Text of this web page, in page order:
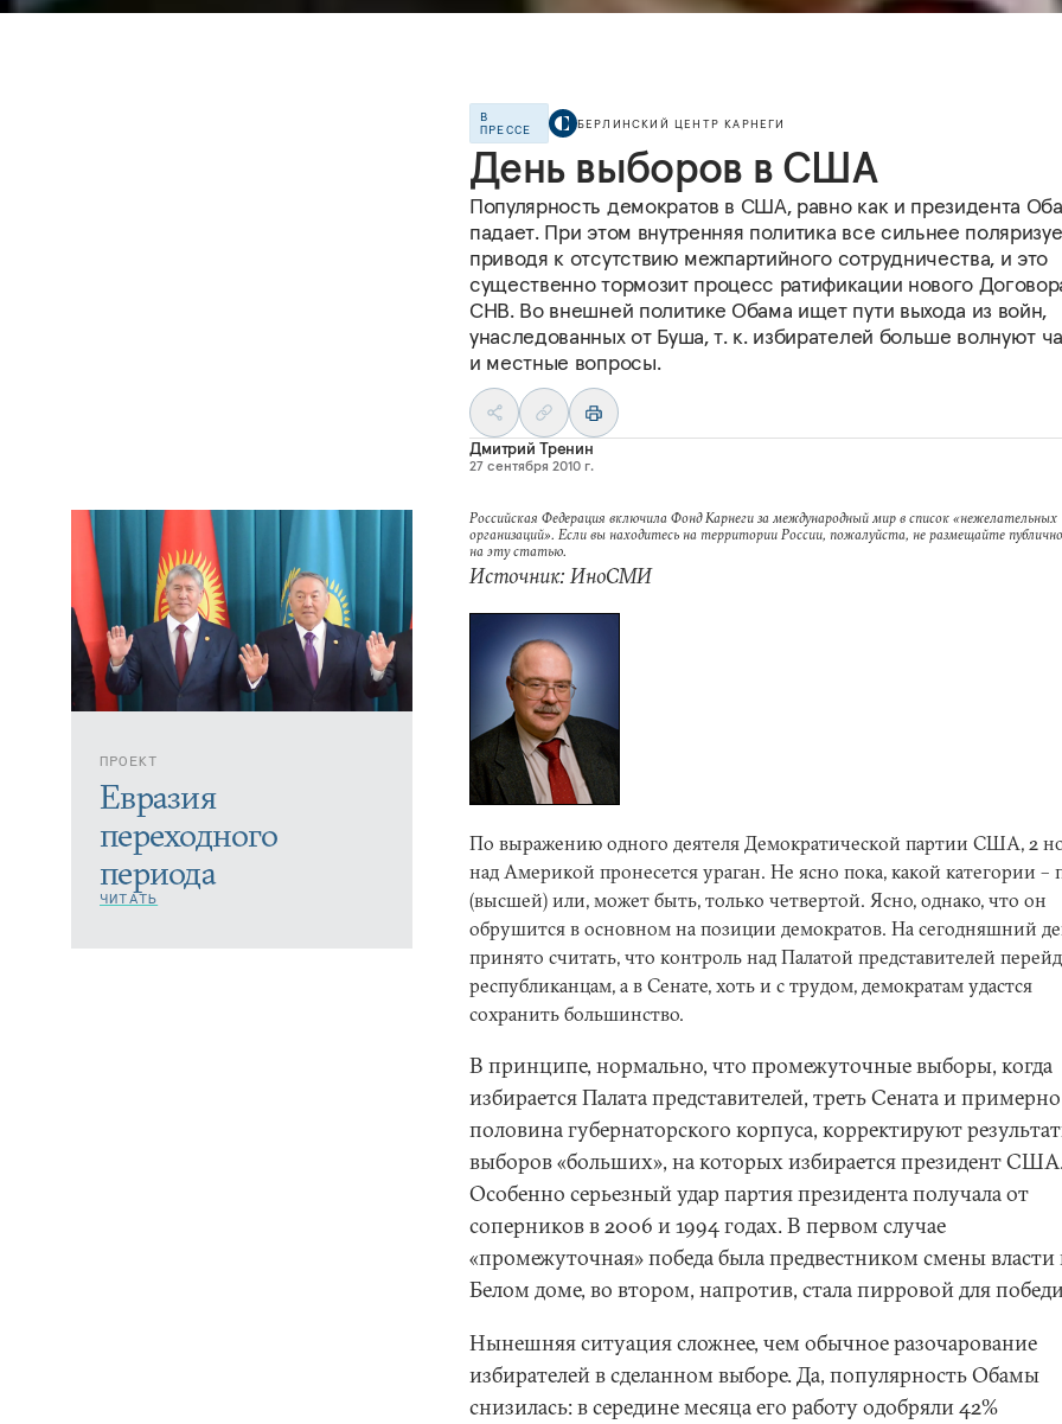
В
ПРЕССЕ
БЕРЛИНСКИЙ ЦЕНТР КАРНЕГИ
День выборов в США
Популярность демократов в США, равно как и президента
падает. При этом внутренняя политика все сильнее
приводя к отсутствию межпартийного сотрудничества, и это
существенно тормозит процесс ратификации нового
СНВ. Во внешней политике Обама ищет пути выхода из войн,
унаследованных от Буша, т. к. избирателей больше волнуют
и местные вопросы.
Дмитрий Тренин
27 сентября 2010 г.
ПРОЕКТ
Евразия
переходного
периода
ЧИТАТЬ
Российская Федерация включила Фонд Карнеги за международный мир в список «нежелательных
организаций». Если вы находитесь на территории России, пожалуйста, не размещайте
на эту статью.
Источник: ИноСМИ
По выражению одного деятеля Демократической партии США, 2
над Америкой пронесется ураган. Не ясно пока, какой категории –
(высшей) или, может быть, только четвертой. Ясно, однако, что он
обрушится в основном на позиции демократов. На сегодняшний
принято считать, что контроль над Палатой представителей
республиканцам, а в Сенате, хоть и с трудом, демократам удастся
сохранить большинство.
В принципе, нормально, что промежуточные выборы, когда
избирается Палата представителей, треть Сената и примерно
половина губернаторского корпуса, корректируют
выборов «больших», на которых избирается президент
Особенно серьезный удар партия президента получала от
соперников в 2006 и 1994 годах. В первом случае
«промежуточная» победа была предвестником смены власти
Белом доме, во втором, напротив, стала пирровой для
Нынешняя ситуация сложнее, чем обычное разочарование
избирателей в сделанном выборе. Да, популярность Обамы
снизилась: в середине месяца его работу одобряли 42%